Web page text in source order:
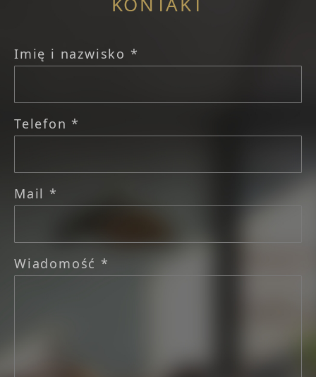
Imię i nazwisko *
Telefon *
Mail *
Wiadomość *